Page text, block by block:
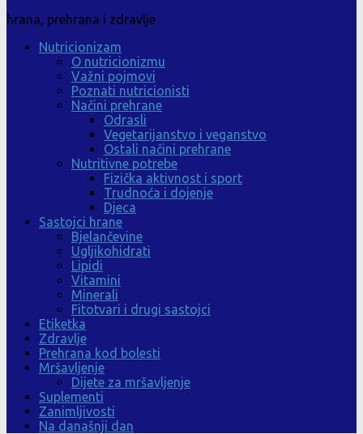
hrana, prehrana i zdravlje
Nutricionizam
O nutricionizmu
Važni pojmovi
Poznati nutricionisti
Načini prehrane
Odrasli
Vegetarijanstvo i veganstvo
Ostali načini prehrane
Nutritivne potrebe
Fizička aktivnost i sport
Trudnoća i dojenje
Djeca
Sastojci hrane
Bjelančevine
Ugljikohidrati
Lipidi
Vitamini
Minerali
Fitotvari i drugi sastojci
Etiketka
Zdravlje
Prehrana kod bolesti
Mršavljenje
Dijete za mršavljenje
Suplementi
Zanimljivosti
Na današnji dan